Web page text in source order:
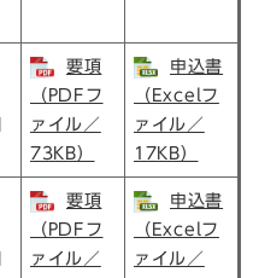
要項
（PDFフ
ァイル／
73KB）
申込書
（Excelフ
ァイル／
17KB）
要項
（PDFフ
ァイル／
申込書
（Excelフ
ァイル／